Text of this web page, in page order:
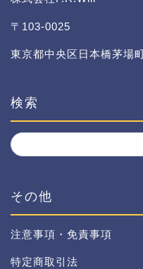
〒103-0025
東京都中央区日本橋茅場
検索
その他
注意事項・免責事項
特定商取引法